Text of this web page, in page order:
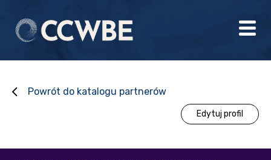
Powrót do katalogu partnerów
Edytuj profil